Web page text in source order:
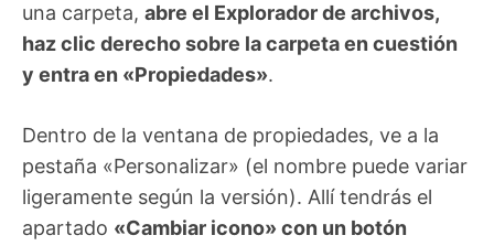
una carpeta, abre el Explorador de archivos,
haz clic derecho sobre la carpeta en cuestión
y entra en «Propiedades».
Dentro de la ventana de propiedades, ve a la
pestaña «Personalizar» (el nombre puede variar
ligeramente según la versión). Allí tendrás el
apartado «Cambiar icono» con un botón